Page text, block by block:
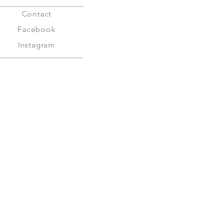
Contact
Facebook
Instagram